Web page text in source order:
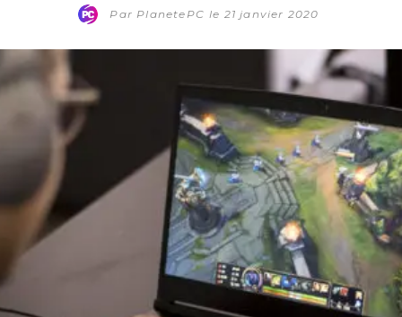
Par PlanetePC le 21 janvier 2020